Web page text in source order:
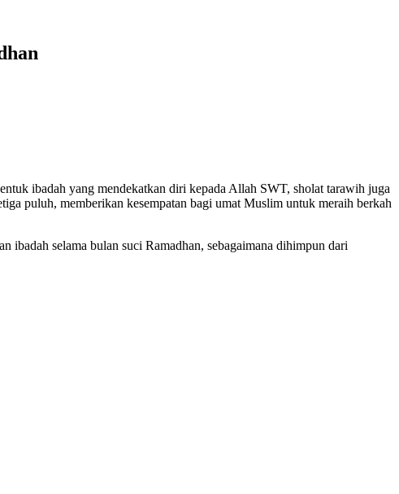
ibadah yang mendekatkan diri kepada Allah SWT, sholat tarawih juga
puluh, memberikan kesempatan bagi umat Muslim untuk meraih berkah
ibadah selama bulan suci Ramadhan, sebagaimana dihimpun dari